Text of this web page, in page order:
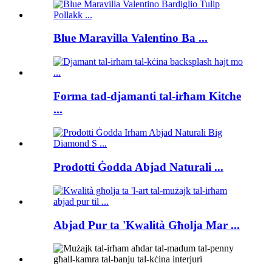
Blue Maravilla Valentino Ba ...
Forma tad-djamanti tal-irħam Kitche
...
Prodotti Ġodda Abjad Naturali ...
Abjad Pur ta 'Kwalità Għolja Mar ...